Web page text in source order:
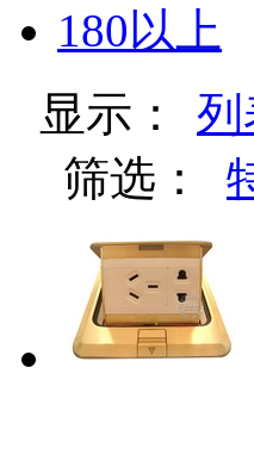
180以上
显示：
列
筛选：